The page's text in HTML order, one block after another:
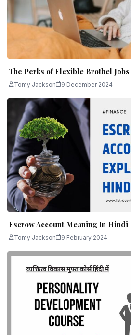
The Perks of Flexible Brothel
Tomy Jackson 9 December 2024
Escrow Account Meaning In Hindi –
Tomy Jackson 9 February 2024